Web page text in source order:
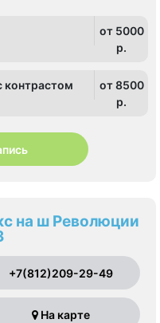
от 5000
p.
контрастом
от 8500
p.
на ш Революции
+7(812)209-29-49
На карте